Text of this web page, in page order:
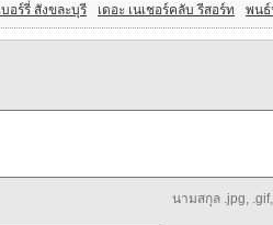
อร์รี่ สังขละบุรี เดอะ เนเชอร์คลับ รีสอร์ท พนธ์
นามสกุล .jpg,